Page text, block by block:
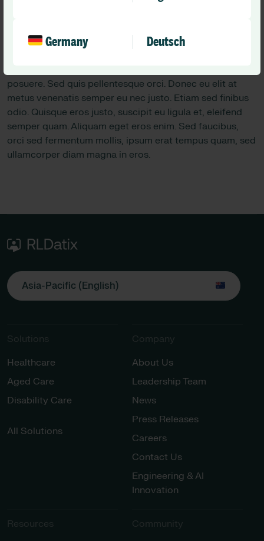
Germany Deutsch
ante sit amet dolor. Suspendisse neque ipsum, mattis vel
posuere. Sed quis pellentesque orci. Donec eu elit at
metus venenatis semper eu nec justo. Etiam sed finibus
odio. Quisque eros justo, suscipit eu ligula et, eleifend
semper quam. Aliquam eget eros enim. Sed faucibus,
orci sed fermentum mollis, ipsum erat tempus quam, sed
ullamcorper diam magna in eros.
Asia-Pacific (English)
Solutions
Healthcare
Aged Care
Disability Care
All Solutions
Company
About Us
Leadership Team
News
Press Releases
Careers
Contact Us
Engineering & AI
Innovation
Resources
Community